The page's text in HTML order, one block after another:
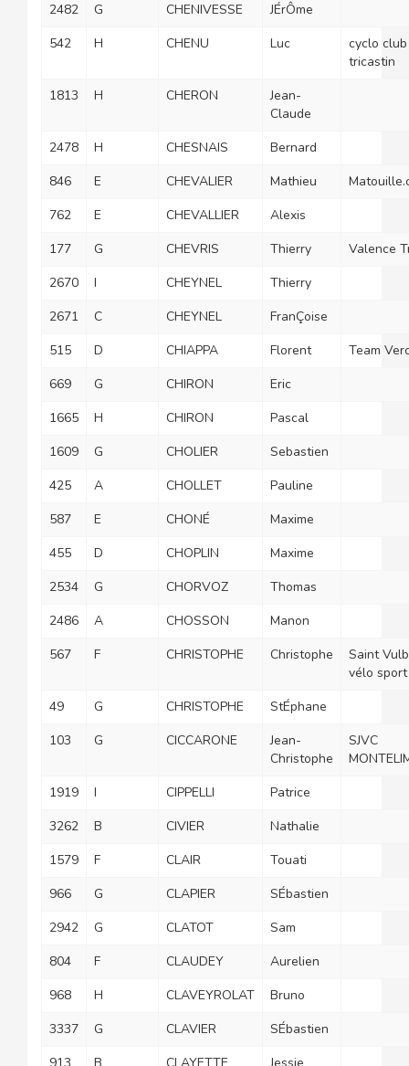
2482
G CHENIVESSE
JÉrÔme
542
H CHENU Luc
cyclo club
tricastin
1813
H CHERON
Jean-
Claude
2478
H CHESNAIS
Bernard
846
E CHEVALIER Mathieu
762
E CHEVALLIER
Alexis
177
G CHEVRIS Thierry
Valence
2670
I CHEYNEL
Thierry
2671
C CHEYNEL
FranÇoise
515
D CHIAPPA Florent
Team
669
G CHIRON
Eric
1665
H CHIRON
Pascal
1609
G CHOLIER
Sebastien
425
A CHOLLET
Pauline
587
E CHONÉ
Maxime
455
D CHOPLIN
Maxime
2534
G CHORVOZ
Thomas
2486
A CHOSSON
Manon
567
F CHRISTOPHE Christophe
Saint
vélo sport
49
G CHRISTOPHE
StÉphane
103
G CICCARONE
Jean-
Christophe
SJVC
1919
I CIPPELLI
Patrice
3262
B CIVIER
Nathalie
1579
F CLAIR
Touati
966
G CLAPIER
SÉbastien
2942
G CLATOT
Sam
804
F CLAUDEY
Aurelien
968
H CLAVEYROLAT
Bruno
3337
G CLAVIER
SÉbastien